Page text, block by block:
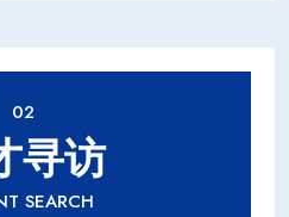
02
寻访
SEARCH